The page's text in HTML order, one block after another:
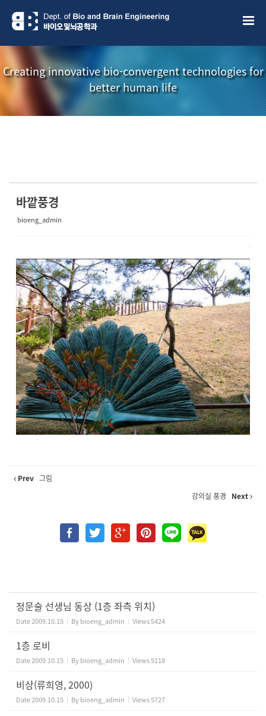
Creating innovative bio-convergent technologies for
better human life
소식지
바깥풍경
bioeng_admin
Prev 그림
강의실 풍경
Next
정문술 선생님 동상 (1층 좌측 위치)
Date2009.10.15 Bybioeng_admin Views5424
1층 로비
Date2009.10.15 Bybioeng_admin Views5118
비상(류희영, 2000)
Date2009.10.15 Bybioeng_admin Views5727